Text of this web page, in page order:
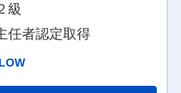
級
任者認定取得